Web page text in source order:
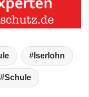
Iserlohn
Schule